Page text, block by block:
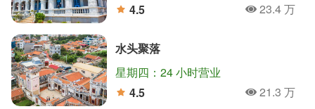
4.5
人氣23.4 万
水头聚落
星期四：24 小时营业
4.5
人氣21.3 万